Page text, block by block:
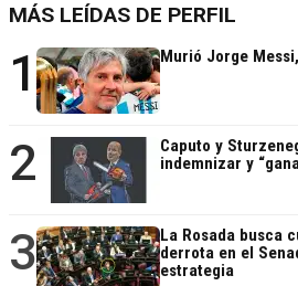
MÁS LEÍDAS DE PERFIL
1 Murió Jorge
2
Caputo y
indemnizar y
3
La Rosada busca
derrota en el
estrategia